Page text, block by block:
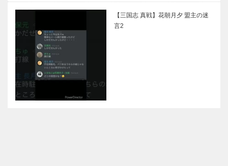
【三国志 真戦】花朝月夕 盟主の迷
言2